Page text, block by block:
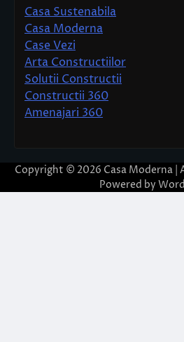
Casa Sustenabila
Casa Moderna
Case Vezi
Arta Constructiilor
Solutii Constructii
Constructii 360
Amenajari 360
Copyright © 2026 Casa Moderna |
Powered by